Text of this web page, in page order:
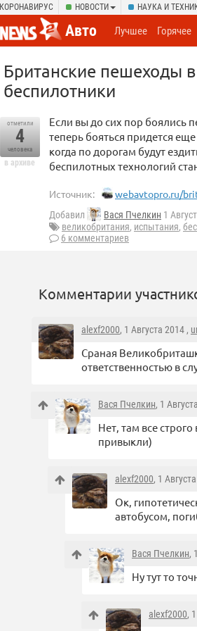
КОРОНАВИРУС НОВОСТИ НАУКА И
Авто Лучшее Горячее
Британские пешеходы
беспилотники
отметили
4
человека
в архиве
Если вы до сих пор боялись
теперь бояться придется
когда по дорогам будут
беспилотных технологий
Источник: webavtopro.ru/
Добавил Вася Пчелкин 1
великобритания, испытания,
6 комментариев
Комментарии
alexf2000, 1 Августа 2014 ,
Сраная
ответственностью в
Вася Пчелкин, 1
Нет, там все
привыкли)
alexf2000, 1
Ок,
автобусом,
Вася Пчелкин,
Ну тут то
alexf2000,